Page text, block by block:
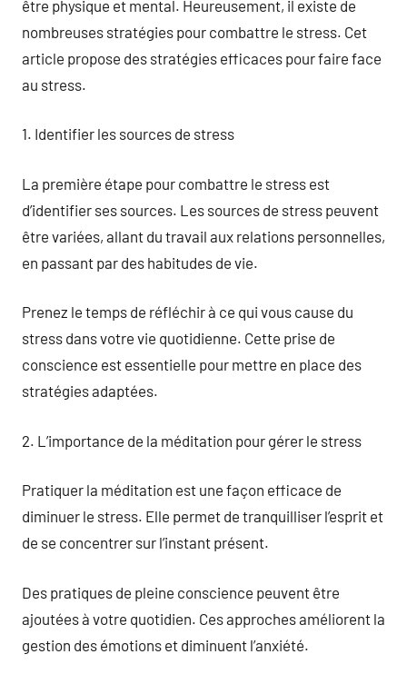
être physique et mental. Heureusement, il existe de
nombreuses stratégies pour combattre le stress. Cet
article propose des stratégies efficaces pour faire face
au stress.
1. Identifier les sources de stress
La première étape pour combattre le stress est
d’identifier ses sources. Les sources de stress peuvent
être variées, allant du travail aux relations personnelles,
en passant par des habitudes de vie.
Prenez le temps de réfléchir à ce qui vous cause du
stress dans votre vie quotidienne. Cette prise de
conscience est essentielle pour mettre en place des
stratégies adaptées.
2. L’importance de la méditation pour gérer le stress
Pratiquer la méditation est une façon efficace de
diminuer le stress. Elle permet de tranquilliser l’esprit et
de se concentrer sur l’instant présent.
Des pratiques de pleine conscience peuvent être
ajoutées à votre quotidien. Ces approches améliorent la
gestion des émotions et diminuent l’anxiété.